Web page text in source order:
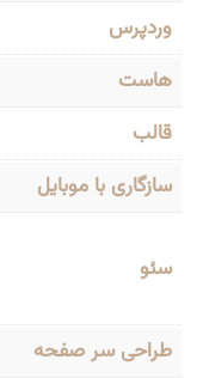
وردپرس
هاست
قالب
سازگاری با موبایل
سئو
طراحی سر صفحه